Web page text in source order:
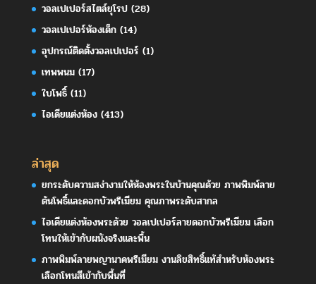
วอลเปเปอร์สไตล์ยุโรป(28)
วอลเปเปอร์ห้องเด็ก(14)
อุปกรณ์ติดตั้งวอลเปเปอร์ (1)
เทพพนม(17)
ใบโพธิ์(11)
ไอเดียแต่งห้อง(413)
ล่าสุด
ยกระดับความสง่างามให้ห้องพระในบ้านคุณด้วย ภาพพิมพ์ลาย
ต้นโพธิ์และดอกบัวพรีเมียม คุณภาพระดับสากล
ไอเดียแต่งห้องพระด้วย วอลเปเปอร์ลายดอกบัวพรีเมียม เลือก
โทนให้เข้ากับผนังจริงและพื้น
ภาพพิมพ์ลายพญานาคพรีเมียม งานลิขสิทธิ์แท้สำหรับห้องพระ
เลือกโทนสีเข้ากับพื้นที่